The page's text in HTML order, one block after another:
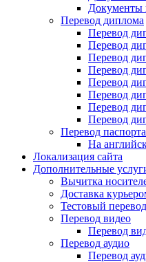
Документы
Перевод диплома
Перевод
Перевод
Перевод
Перевод
Перевод
Перевод
Перевод
Перевод
Перевод паспорта
На
Локализация сайта
Дополнительные
Вычитка
Доставка
Тестовый перевод
Перевод видео
Перевод
Перевод аудио
Перевод